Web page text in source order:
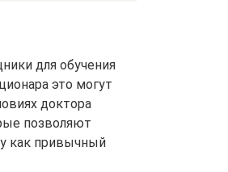
для обучения
это могут
доктора
позволяют
как привычный